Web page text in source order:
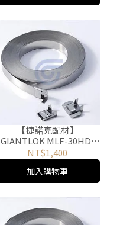
【捷諾克配材】
GIANTLOK MLF-30HD-
1907 不鏽鋼捲帶 白鐵捲帶
30M
NT$1,400
加入購物車